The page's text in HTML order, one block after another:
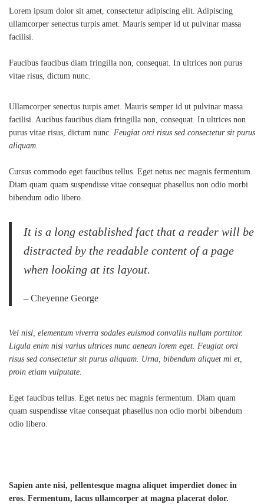
Lorem ipsum dolor sit amet, consectetur adipiscing elit. Adipiscing
ullamcorper senectus turpis amet. Mauris semper id ut pulvinar massa
facilisi.
Faucibus faucibus diam fringilla non, consequat. In ultrices non purus
vitae risus, dictum nunc.
Ullamcorper senectus turpis amet. Mauris semper id ut pulvinar massa
facilisi. Aucibus faucibus diam fringilla non, consequat. In ultrices non
purus vitae risus, dictum nunc. Feugiat orci risus sed consectetur sit purus
aliquam.
Cursus commodo eget faucibus tellus. Eget netus nec magnis fermentum.
Diam quam quam suspendisse vitae consequat phasellus non odio morbi
bibendum odio libero.
It is a long established fact that a reader will be
distracted by the readable content of a page
when looking at its layout.
– Cheyenne George
Vel nisl, elementum viverra sodales euismod convallis nullam porttitor.
Ligula enim nisi varius ultrices nunc aenean lorem eget. Feugiat orci
risus sed consectetur sit purus aliquam. Urna, bibendum aliquet mi et,
proin etiam vulputate.
Eget faucibus tellus. Eget netus nec magnis fermentum. Diam quam
quam suspendisse vitae consequat phasellus non odio morbi bibendum
odio libero.
Sapien ante nisi, pellentesque magna aliquet imperdiet donec in
eros. Fermentum, lacus ullamcorper at magna placerat dolor.